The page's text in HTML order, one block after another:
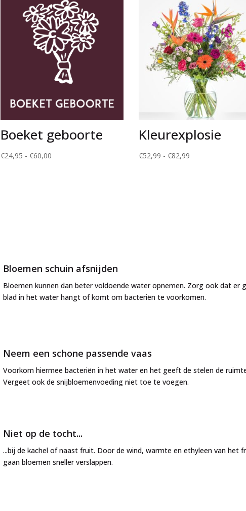
Boeket geboorte
€24,95 - €60,00Prijsklasse:
Kleurexplosie
€52,99 - €82,99
Bloemen schuin afsnijden
Bloemen kunnen dan beter voldoende water opnemen. Zorg ook dat er
blad in het water hangt of komt om bacteriën te voorkomen.
Neem een schone passende vaas
Voorkom hiermee bacteriën in het water en het geeft de stelen de
Vergeet ook de snijbloemenvoeding niet toe te voegen.
Niet op de tocht...
...bij de kachel of naast fruit. Door de wind, warmte en ethyleen van het
gaan bloemen sneller verslappen.